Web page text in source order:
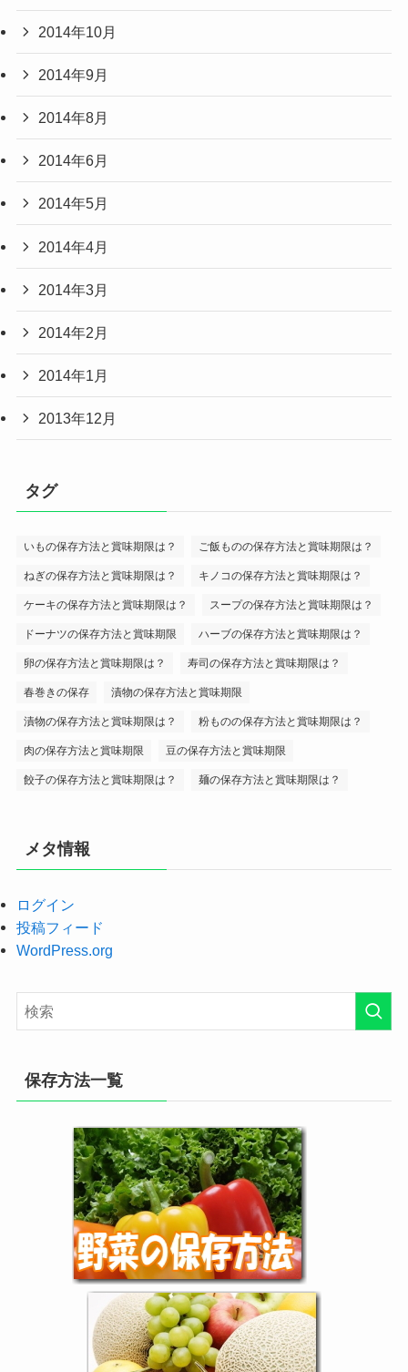
2014年10月
2014年9月
2014年8月
2014年6月
2014年5月
2014年4月
2014年3月
2014年2月
2014年1月
2013年12月
タグ
いもの保存方法と賞味期限は？ ご飯ものの保存方法と賞味期限は？
ねぎの保存方法と賞味期限は？ キノコの保存方法と賞味期限は？
ケーキの保存方法と賞味期限は？ スープの保存方法と賞味期限は？
ドーナツの保存方法と賞味期限 ハーブの保存方法と賞味期限は？
卵の保存方法と賞味期限は？ 寿司の保存方法と賞味期限は？
春巻きの保存 漬物の保存方法と賞味期限
漬物の保存方法と賞味期限は？ 粉ものの保存方法と賞味期限は？
肉の保存方法と賞味期限 豆の保存方法と賞味期限
餃子の保存方法と賞味期限は？ 麺の保存方法と賞味期限は？
メタ情報
ログイン
投稿フィード
WordPress.org
保存方法一覧